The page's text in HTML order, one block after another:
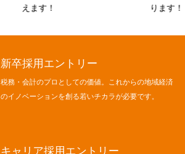
新卒採用エントリー
税務・会計のプロとしての価値。これからの地域経済
のイノベーションを創る若いチカラが必要です。
キャリア採用エントリー